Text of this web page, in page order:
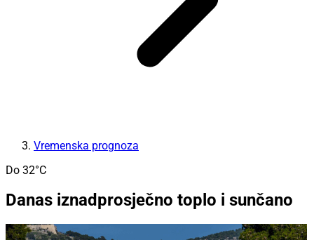
Vremenska prognoza
Do 32°C
Danas iznadprosječno toplo i sunčano